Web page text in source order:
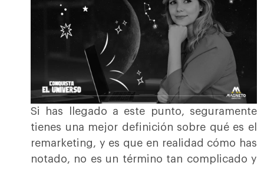
Si has llegado a este punto, seguramente
tienes una mejor definición sobre qué es el
remarketing, y es que en realidad cómo has
notado, no es un término tan complicado y